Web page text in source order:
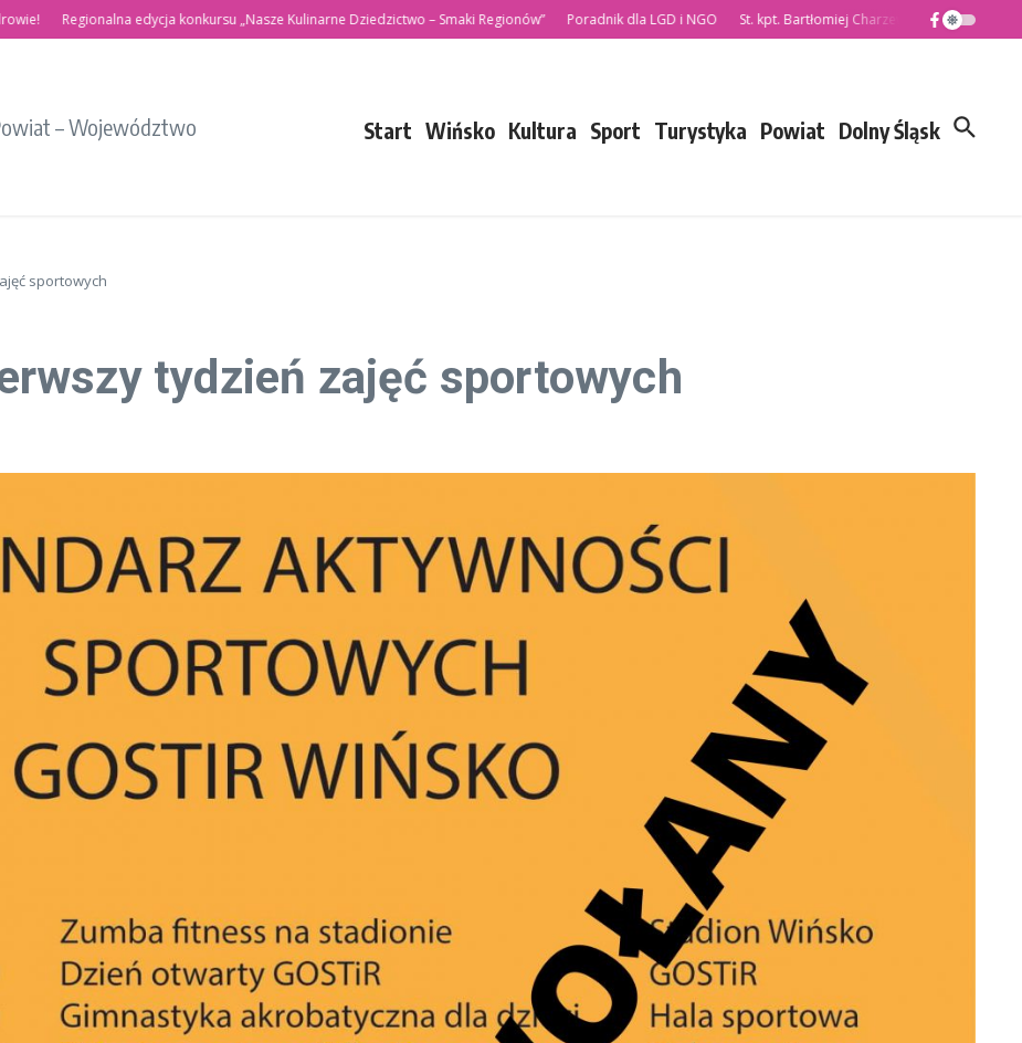
Regionalna edycja konkursu „Nasze Kulinarne Dziedzictwo – Smaki Regionów” Poradnik dla LGD i NGO St. kpt. Bartłomiej Charzewski nowym Komendantem
– Województwo Start Wińsko Kultura Sport Turystyka Powiat Dolny Śląsk
sportowych
tydzień zajęć sportowych